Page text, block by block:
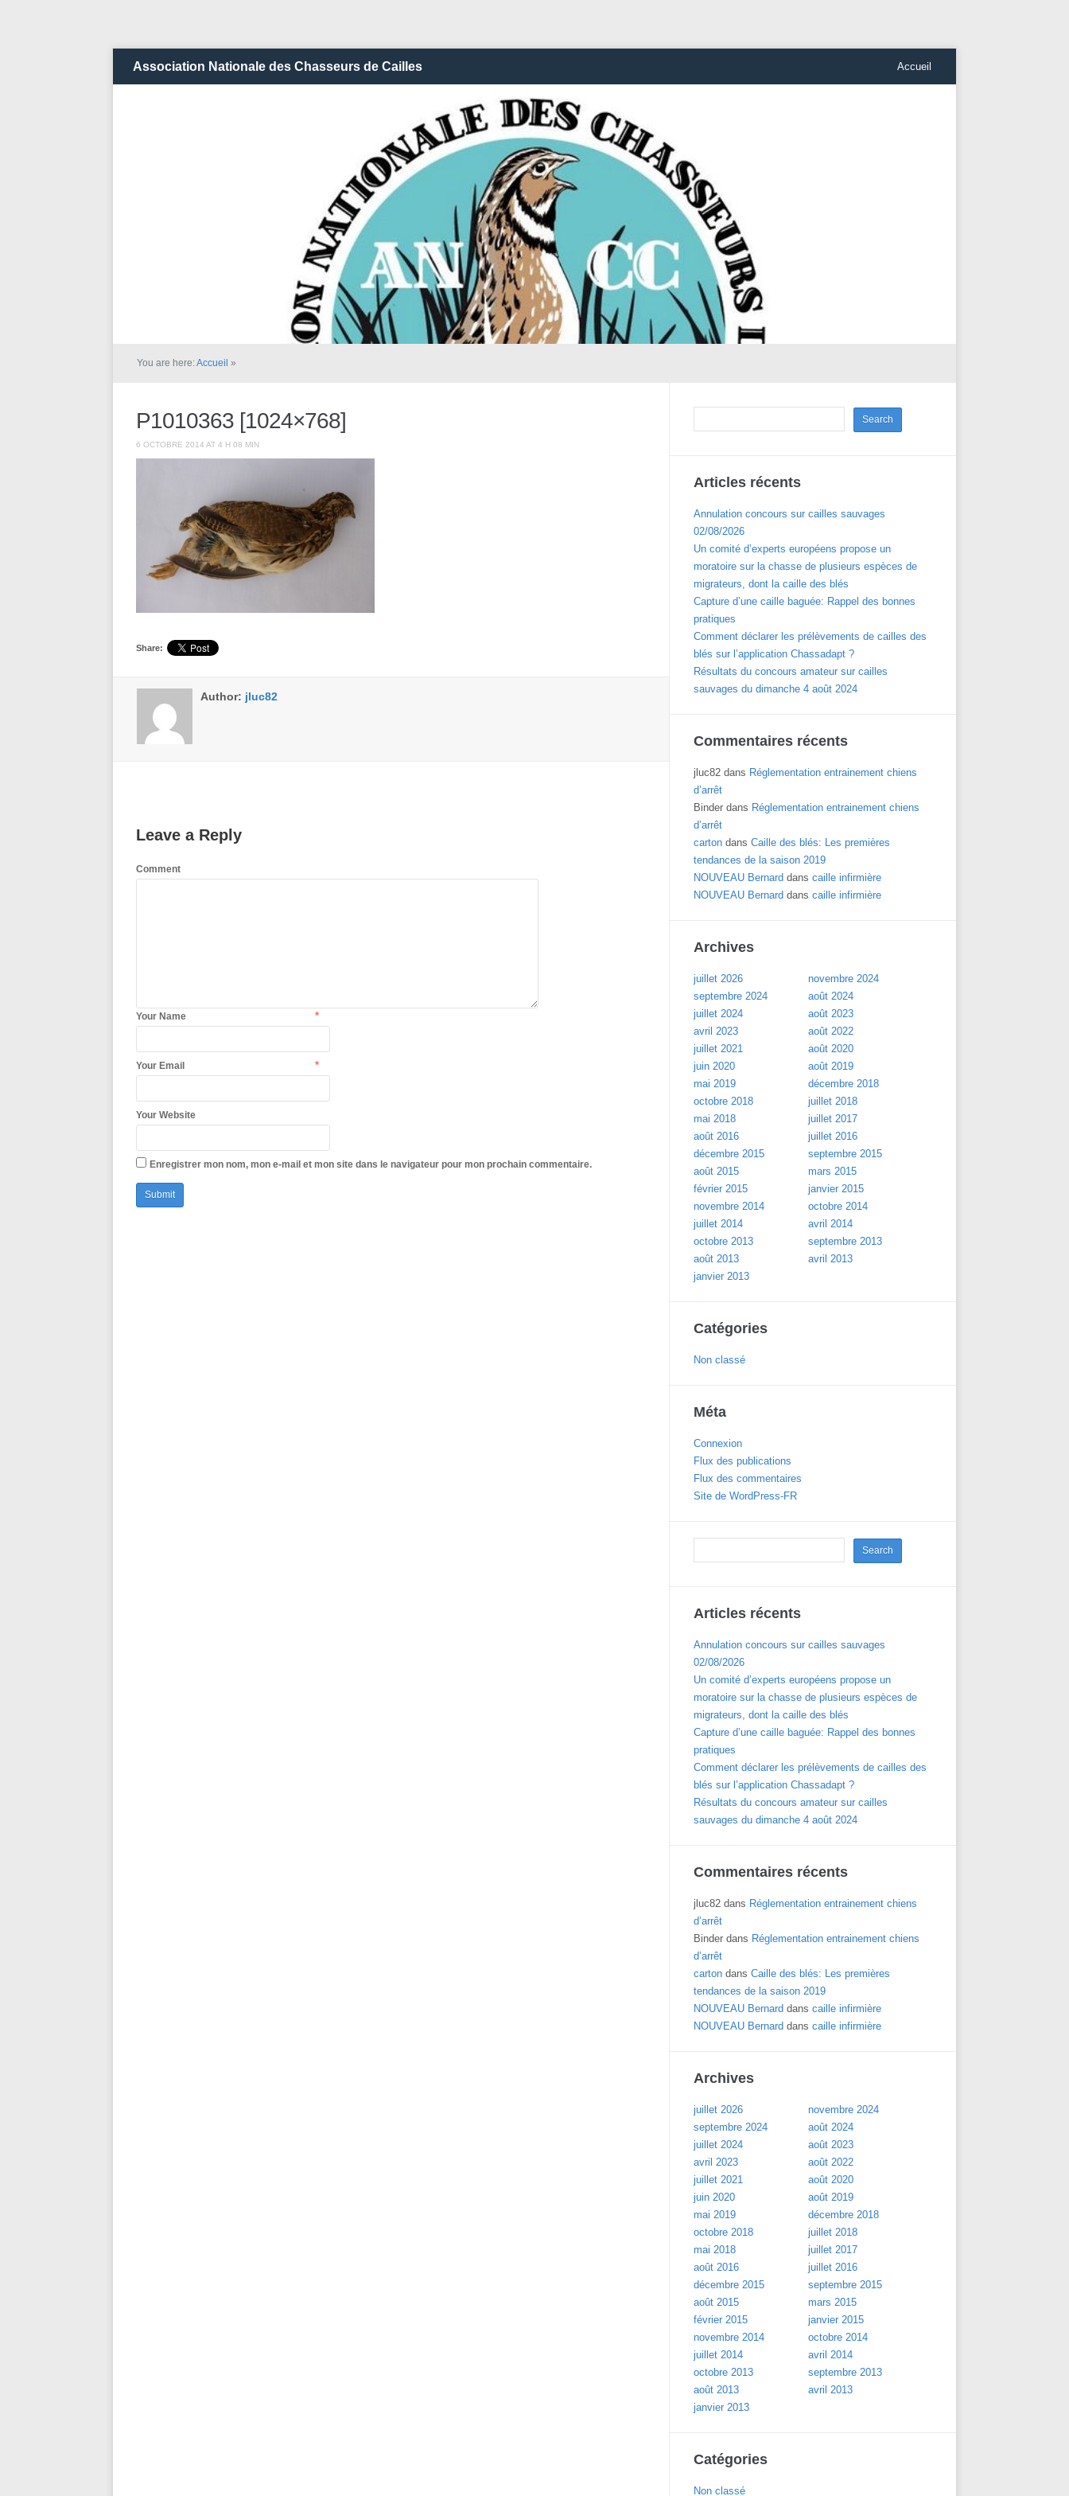
Association Nationale des Chasseurs de Cailles Accueil
You are here:Accueil »
P1010363 [1024×768]
6 OCTOBRE 2014 AT 4 H 08 MIN
Share:
Author: jluc82
Leave a Reply
Comment
Your Name *
Your Email *
Your Website
Enregistrer mon nom, mon e-mail et mon site dans le navigateur pour mon prochain commentaire.
Articles récents
Annulation concours sur cailles sauvages
02/08/2026
Un comité d’experts européens propose un
moratoire sur la chasse de plusieurs espèces de
migrateurs, dont la caille des blés
Capture d’une caille baguée: Rappel des bonnes
pratiques
Comment déclarer les prélèvements de cailles des
blés sur l’application Chassadapt ?
Résultats du concours amateur sur cailles
sauvages du dimanche 4 août 2024
Commentaires récents
jluc82 dans Réglementation entrainement chiens
d’arrêt
Binder dans Réglementation entrainement chiens
d’arrêt
carton dans Caille des blés: Les premières
tendances de la saison 2019
NOUVEAU Bernard dans caille infirmière
NOUVEAU Bernard dans caille infirmière
Archives
juillet 2026
novembre 2024
septembre 2024
août 2024
juillet 2024
août 2023
avril 2023
août 2022
juillet 2021
août 2020
juin 2020
août 2019
mai 2019
décembre 2018
octobre 2018
juillet 2018
mai 2018
juillet 2017
août 2016
juillet 2016
décembre 2015
septembre 2015
août 2015
mars 2015
février 2015
janvier 2015
novembre 2014
octobre 2014
juillet 2014
avril 2014
octobre 2013
septembre 2013
août 2013
avril 2013
janvier 2013
Catégories
Non classé
Méta
Connexion
Flux des publications
Flux des commentaires
Site de WordPress-FR
Articles récents
Annulation concours sur cailles sauvages
02/08/2026
Un comité d’experts européens propose un
moratoire sur la chasse de plusieurs espèces de
migrateurs, dont la caille des blés
Capture d’une caille baguée: Rappel des bonnes
pratiques
Comment déclarer les prélèvements de cailles des
blés sur l’application Chassadapt ?
Résultats du concours amateur sur cailles
sauvages du dimanche 4 août 2024
Commentaires récents
jluc82 dans Réglementation entrainement chiens
d’arrêt
Binder dans Réglementation entrainement chiens
d’arrêt
carton dans Caille des blés: Les premières
tendances de la saison 2019
NOUVEAU Bernard dans caille infirmière
NOUVEAU Bernard dans caille infirmière
Archives
juillet 2026
novembre 2024
septembre 2024
août 2024
juillet 2024
août 2023
avril 2023
août 2022
juillet 2021
août 2020
juin 2020
août 2019
mai 2019
décembre 2018
octobre 2018
juillet 2018
mai 2018
juillet 2017
août 2016
juillet 2016
décembre 2015
septembre 2015
août 2015
mars 2015
février 2015
janvier 2015
novembre 2014
octobre 2014
juillet 2014
avril 2014
octobre 2013
septembre 2013
août 2013
avril 2013
janvier 2013
Catégories
Non classé